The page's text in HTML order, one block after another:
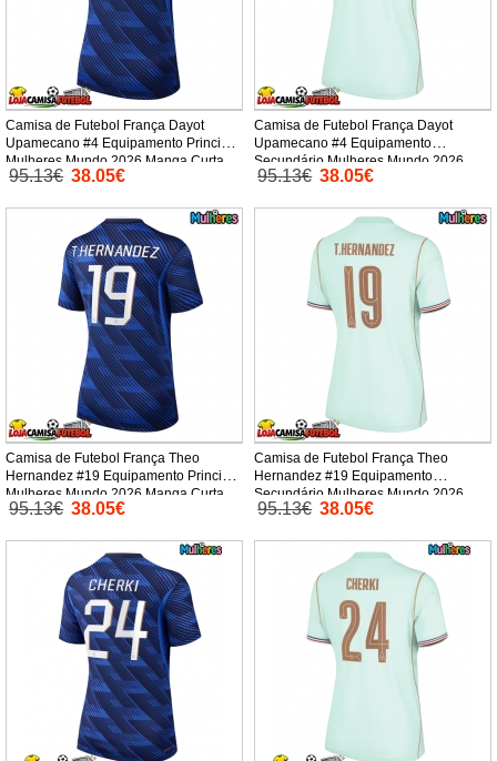
Camisa de Futebol França Dayot
Upamecano #4 Equipamento Principal
Mulheres Mundo 2026 Manga Curta
95.13€ 38.05€
Camisa de Futebol França Dayot
Upamecano #4 Equipamento
Secundário Mulheres Mundo 2026
Manga Curta
95.13€ 38.05€
Camisa de Futebol França Theo
Hernandez #19 Equipamento Principal
Mulheres Mundo 2026 Manga Curta
95.13€ 38.05€
Camisa de Futebol França Theo
Hernandez #19 Equipamento
Secundário Mulheres Mundo 2026
Manga Curta
95.13€ 38.05€